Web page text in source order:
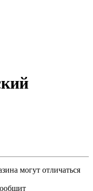
могут отличаться